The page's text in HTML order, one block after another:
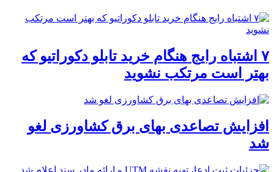
۷ اشتباه رایج هنگام خرید تابلو دکوراتیو که
بهتر است مرتکب نشوید
افزایش تصاعدی بهای برق کشاورزی لغو
شد